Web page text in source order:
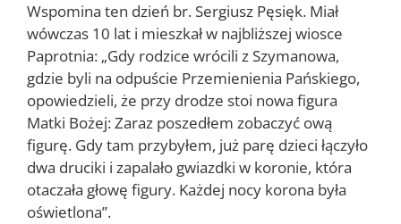
Wspomina ten dzień br. Sergiusz Pęsięk. Miał
wówczas 10 lat i mieszkał w najbliższej wiosce
Paprotnia: „Gdy ro­dzice wrócili z Szymanowa,
gdzie byli na odpuście Przemienienia Pańskiego,
opowiedzieli, że przy dro­dze stoi nowa figura
Matki Bożej: Zaraz poszedłem zo­baczyć ową
figurę. Gdy tam przybyłem, już parę dzieci łączyło
dwa druciki i zapa­lało gwiazdki w koronie, która
otaczała głowę figury. Każdej nocy korona była
oświetlona”.